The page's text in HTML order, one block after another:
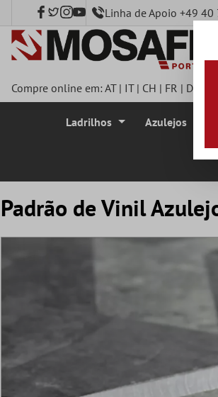
principal Linha de Apoio +49
Compre online em:AT| IT| CH | FR | DE
Ladrilhos Azulejos
Padrão de Vinil